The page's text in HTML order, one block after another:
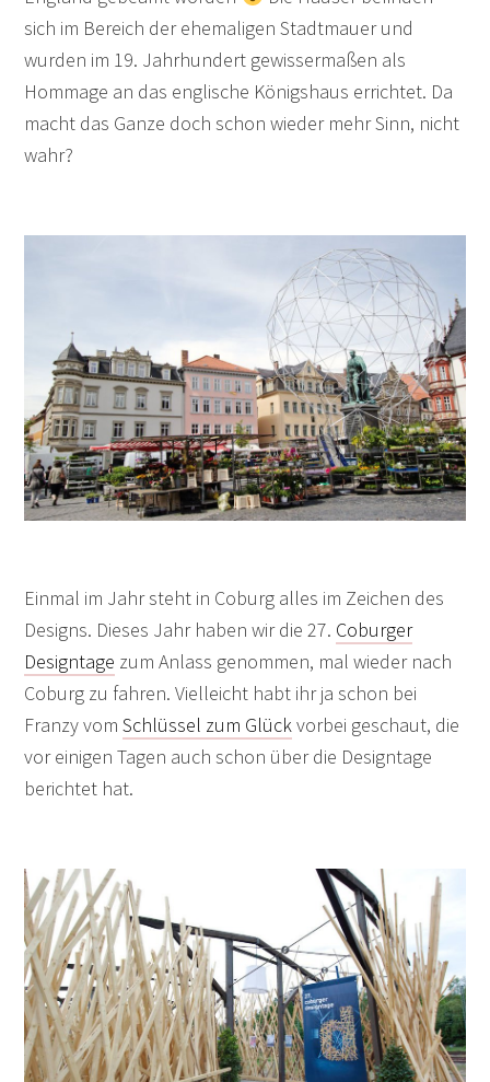
sich im Bereich der ehemaligen Stadtmauer und
wurden im 19. Jahrhundert gewissermaßen als
Hommage an das englische Königshaus errichtet. Da
macht das Ganze doch schon wieder mehr Sinn, nicht
wahr?
Einmal im Jahr steht in Coburg alles im Zeichen des
Designs. Dieses Jahr haben wir die 27. Coburger
Designtage zum Anlass genommen, mal wieder nach
Coburg zu fahren. Vielleicht habt ihr ja schon bei
Franzy vomSchlüssel zum Glückvorbei geschaut, die
vor einigen Tagen auch schon über die Designtage
berichtet hat.